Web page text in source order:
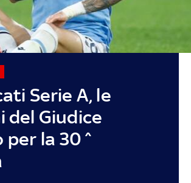
Serie A, le
del Giudice
per la 30^